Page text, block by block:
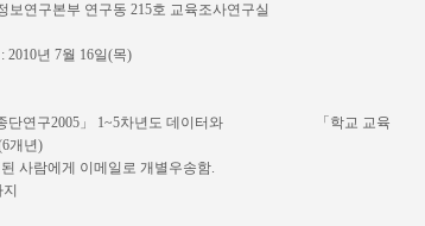
연구본부 연구동 215호 교육조사연구실
2010년 7월 16일(목)
종단연구2005」 1~5차년도 데이터와 「학교 교육
개년)
사람에게 이메일로 개별우송함.